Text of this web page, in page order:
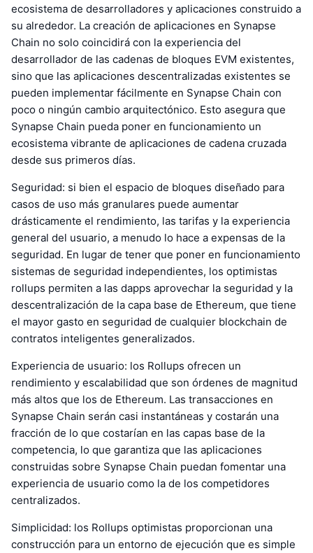
ecosistema de desarrolladores y aplicaciones construido a
su alrededor. La creación de aplicaciones en Synapse
Chain no solo coincidirá con la experiencia del
desarrollador de las cadenas de bloques EVM existentes,
sino que las aplicaciones descentralizadas existentes se
pueden implementar fácilmente en Synapse Chain con
poco o ningún cambio arquitectónico. Esto asegura que
Synapse Chain pueda poner en funcionamiento un
ecosistema vibrante de aplicaciones de cadena cruzada
desde sus primeros días.
Seguridad: si bien el espacio de bloques diseñado para
casos de uso más granulares puede aumentar
drásticamente el rendimiento, las tarifas y la experiencia
general del usuario, a menudo lo hace a expensas de la
seguridad. En lugar de tener que poner en funcionamiento
sistemas de seguridad independientes, los optimistas
rollups permiten a las dapps aprovechar la seguridad y la
descentralización de la capa base de Ethereum, que tiene
el mayor gasto en seguridad de cualquier blockchain de
contratos inteligentes generalizados.
Experiencia de usuario: los Rollups ofrecen un
rendimiento y escalabilidad que son órdenes de magnitud
más altos que los de Ethereum. Las transacciones en
Synapse Chain serán casi instantáneas y costarán una
fracción de lo que costarían en las capas base de la
competencia, lo que garantiza que las aplicaciones
construidas sobre Synapse Chain puedan fomentar una
experiencia de usuario como la de los competidores
centralizados.
Simplicidad: los Rollups optimistas proporcionan una
construcción para un entorno de ejecución que es simple